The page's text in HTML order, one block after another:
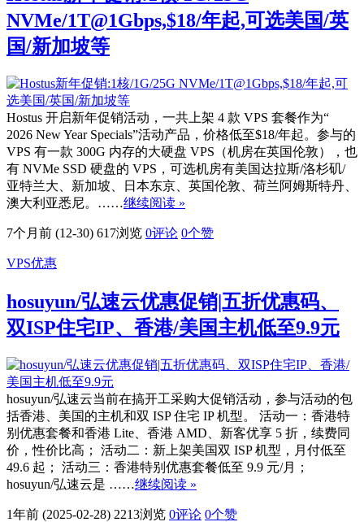
NVMe/1T@1Gbps,$18/年起,可选美国/英
国/新加坡等
Hostus 开启新年促销活动，一共上架 4 款 VPS 套餐作为“
2026 New Year Specials”活动产品，价格低至$18/年起。参与的
VPS 有一款 300G 内存的大硬盘 VPS（机房在英国伦敦），也
有 NVMe SSD 硬盘的 VPS，可选机房有美国达拉斯/洛杉矶/
亚特兰大、新加坡、日本东京、英国伦敦、荷兰阿姆斯特丹、
澳大利亚悉尼。……继续阅读 »
7个月前 (12-30) 617浏览 0评论 0个赞
VPS优惠
hosuyun/弘速云优惠促销|五折优惠码、
双ISP住宅IP、香港/美国主机低至9.9元
hosuyun/弘速云当前在搞开工采购大促销活动，参与活动的包
括香港、美国的主机和双 ISP 住宅 IP 机型。 活动一：香港特
别优惠套餐和香港 Lite、香港 AMD、新客优享 5 折，续费同
价，性价比高； 活动二：新上架美国双 ISP 机型，月付低至
49.6 起； 活动三：香港特别优惠套餐低至 9.9 元/月；
hosuyun/弘速云是 ……继续阅读 »
1年前 (2025-02-28) 2213浏览 0评论 0个赞